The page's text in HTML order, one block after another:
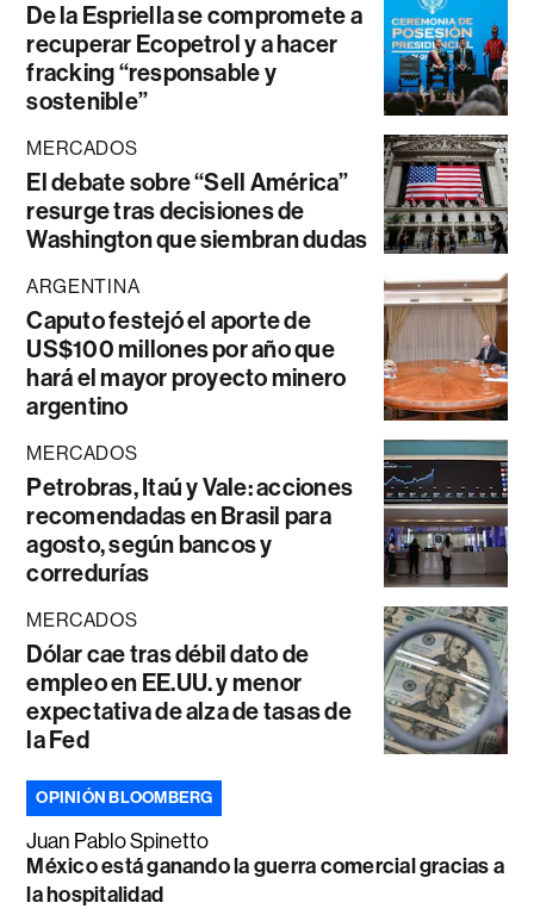
De la Espriella se compromete a
recuperar Ecopetrol y a hacer
fracking “responsable y
sostenible”
MERCADOS
El debate sobre “Sell América”
resurge tras decisiones de
Washington que siembran dudas
ARGENTINA
Caputo festejó el aporte de
US$100 millones por año que
hará el mayor proyecto minero
argentino
MERCADOS
Petrobras, Itaú y Vale: acciones
recomendadas en Brasil para
agosto, según bancos y
corredurías
MERCADOS
Dólar cae tras débil dato de
empleo en EE.UU. y menor
expectativa de alza de tasas de
la Fed
OPINIÓN BLOOMBERG
Juan Pablo Spinetto
México está ganando la guerra comercial gracias a
la hospitalidad